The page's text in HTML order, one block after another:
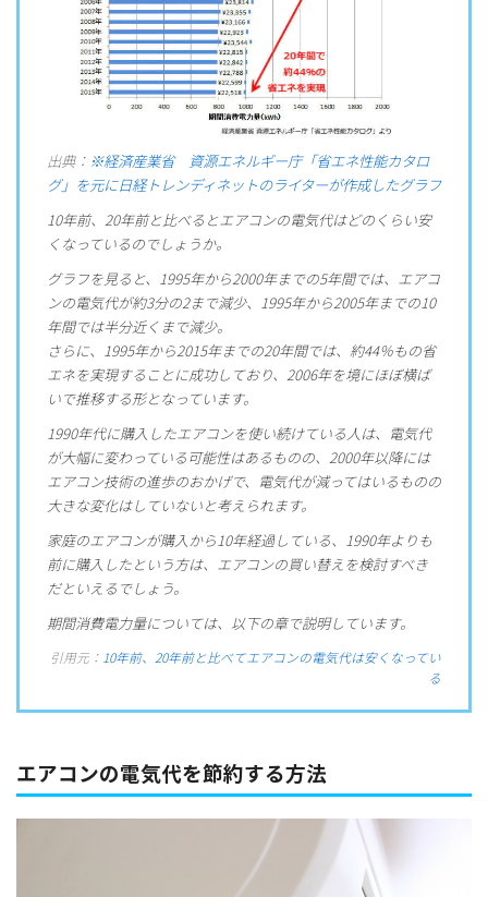
出典： ※経済産業省 資源エネルギー庁「省エネ性能カタロ
グ」を元に日経トレンディネットのライターが作成したグラフ
10年前、20年前と比べるとエアコンの電気代はどのくらい安
くなっているのでしょうか。
グラフを見ると、1995年から2000年までの5年間では、エアコ
ンの電気代が約3分の2まで減少、1995年から2005年までの10
年間では半分近くまで減少。
さらに、1995年から2015年までの20年間では、約44％もの省
エネを実現することに成功しており、2006年を境にほぼ横ば
いで推移する形となっています。
1990年代に購入したエアコンを使い続けている人は、電気代
が大幅に変わっている可能性はあるものの、2000年以降には
エアコン技術の進歩のおかげで、電気代が減ってはいるものの
大きな変化はしていないと考えられます。
家庭のエアコンが購入から10年経過している、1990年よりも
前に購入したという方は、エアコンの買い替えを検討すべき
だといえるでしょう。
期間消費電力量については、以下の章で説明しています。
引用元： 10年前、20年前と比べてエアコンの電気代は安くなってい
る
エアコンの電気代を節約する方法